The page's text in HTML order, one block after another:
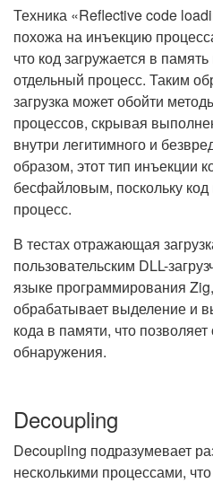
Техника «Reflective code
похожа на инъекцию
что код загружается в
отдельный процесс. Таким
загрузка может обойти
процессов, скрывая
внутри легитимного и
образом, этот тип инъекции
бесфайловым, поскольку код
процесс.
В тестах отражающая
пользовательским DLL-
языке программирования
обрабатывает выделение и
кода в памяти, что
обнаружения.
Decoupling
Decoupling подразумевает
несколькими процессами,